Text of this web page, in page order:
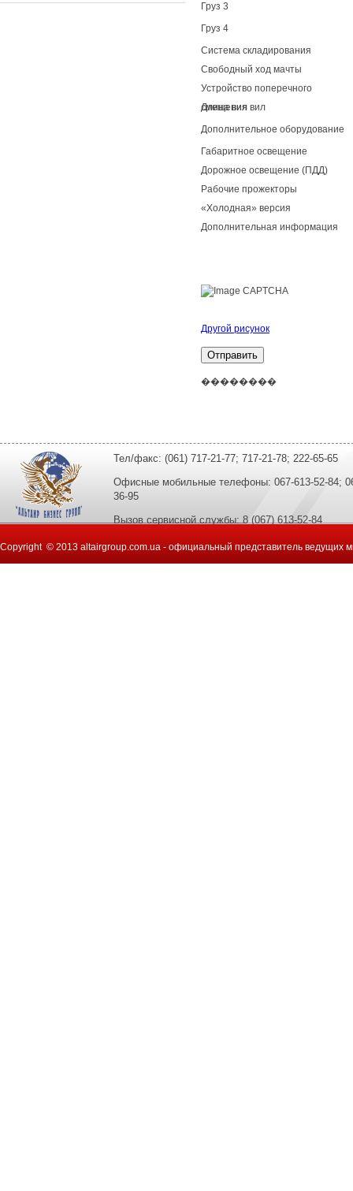
Груз 3
Груз 4
Система складирования
Свободный ход мачты
Устройство поперечного
смещения вил
Длина вил
Дополнительное оборудование
Габаритное освещение
Дорожное освещение (ПДД)
Рабочие прожекторы
«Холодная» версия
Дополнительная информация
Другой рисунок
��������
Тел/факс: (061) 717-21-77; 717-21-78; 222-65-65
Офисные мобильные телефоны: 067-613-52-84;
36-95
Вызов сервисной службы: 8 (067) 613-52-84
Copyright © 2013 altairgroup.com.ua - официальный представитель ведущих